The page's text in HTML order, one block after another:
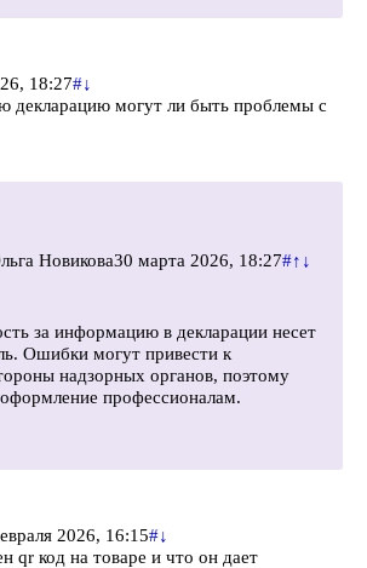
18:27#↓
декларацию могут ли быть проблемы с
Новикова30 марта 2026, 18:27#↑ ↓
за информацию в декларации несет
Ошибки могут привести к
надзорных органов, поэтому
профессионалам.
2026, 16:15#↓
qr код на товаре и что он дает